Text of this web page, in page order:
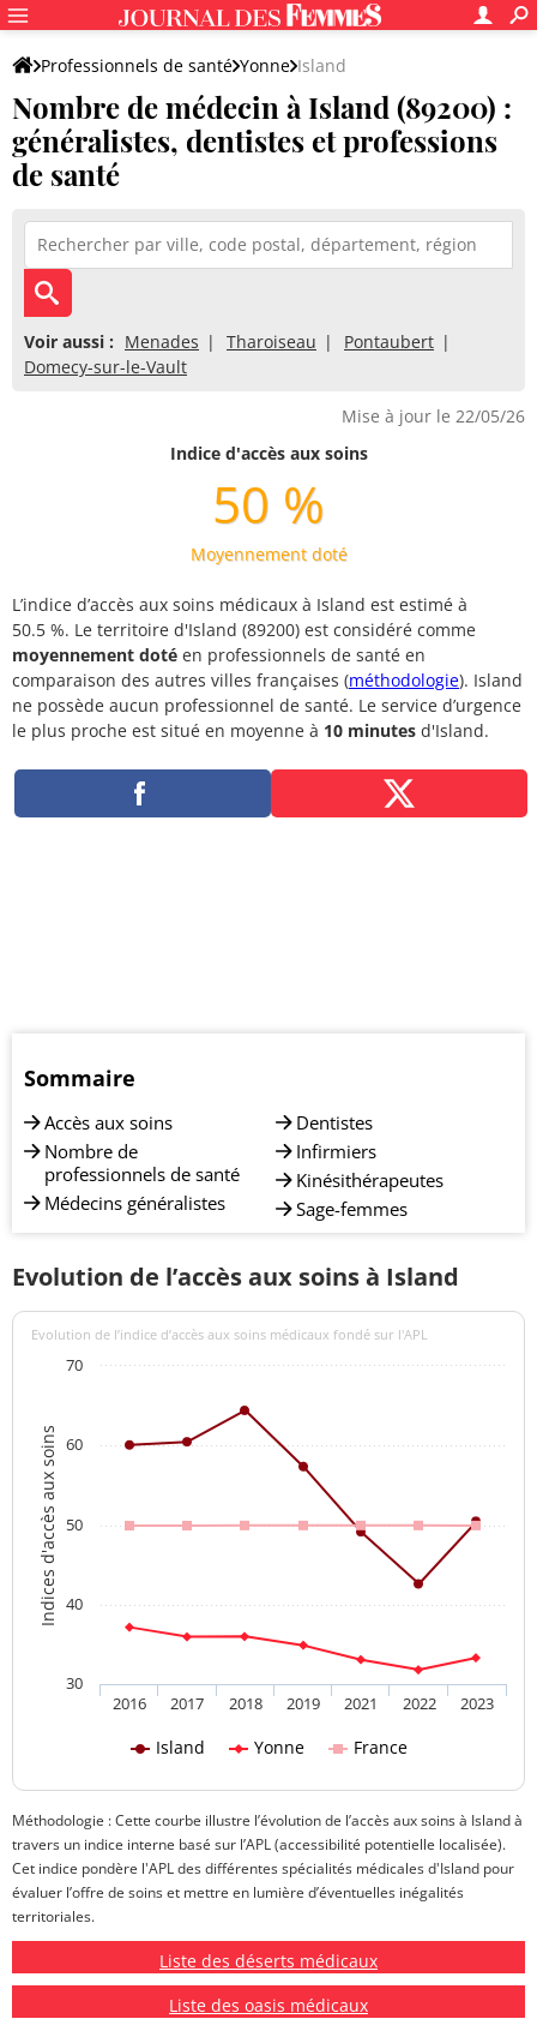
Professionnels de santé Yonne Island
Nombre de médecin à Island (89200) :
généralistes, dentistes et professions
de santé
Voir aussi : Menades Tharoiseau
Pontaubert
Domecy-sur-le-Vault
Mise à jour le 22/05/26
Indice d'accès aux soins
50 %
Moyennement doté
L’indice d’accès aux soins médicaux à Island est estimé à
50.5 %. Le territoire d'Island (89200) est considéré comme
moyennement doté en professionnels de santé en
comparaison des autres villes françaises (méthodologie). Island
ne possède aucun professionnel de santé. Le service d’urgence
le plus proche est situé en moyenne à 10 minutes d'Island.
Sommaire
Accès aux soins
Nombre de
professionnels de santé
Médecins généralistes
Dentistes
Infirmiers
Kinésithérapeutes
Sage-femmes
Evolution de l’accès aux soins à Island
Indices d'accès aux soins
Evolution de l’indice d’accès aux soins médicaux fondé sur l'APL
Island Yonne France
2016 2017 2018 2019 2021 2022 2023
30
40
50
60
70
Méthodologie : Cette courbe illustre l’évolution de l’accès aux soins à Island à
travers un indice interne basé sur l’APL (accessibilité potentielle localisée).
Cet indice pondère l'APL des différentes spécialités médicales d'Island pour
évaluer l’offre de soins et mettre en lumière d’éventuelles inégalités
territoriales.
Liste des déserts médicaux
Liste des oasis médicaux